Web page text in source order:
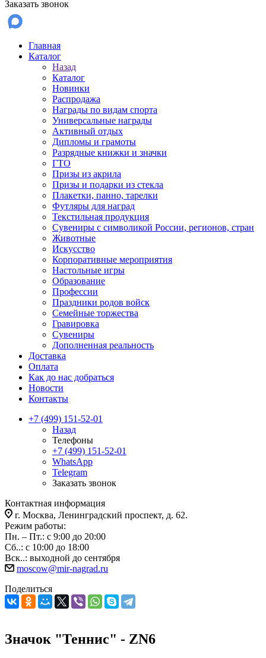
Заказать звонок
Главная
Каталог
Назад
Каталог
Новинки
Распродажа
Награды по видам спорта
Универсальные награды
Активный отдых
Дипломы и грамоты
Разрядные книжки и значки
ГТО
Призы из акрила
Призы и подарки из стекла
Плакетки, панно, тарелки
Футляры для наград
Текстильная продукция
Сувениры с символикой России, регионов, стран
Животные
Искусство
Корпоративные мероприятия
Настольные игры
Образование
Профессии
Праздники родов войск
Семейные торжества
Гравировка
Сувениры
Дополненная реальность
Доставка
Оплата
Как до нас добраться
Новости
Контакты
+7 (499) 151-52-01
Назад
Телефоны
+7 (499) 151-52-01
WhatsApp
Telegram
Заказать звонок
Контактная информация
г. Москва, Ленинградский проспект, д. 62.
Режим работы:
Пн. – Пт.: с 9:00 до 20:00
Сб..: с 10:00 до 18:00
Вск..: выходной до сентября
moscow@mir-nagrad.ru
Поделиться
Значок "Теннис" - ZN6